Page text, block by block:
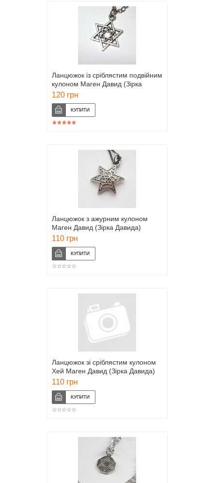
Ланцюжок із сріблястим подвійним
кулоном Маген Давид (Зірка
Давида)
120 грн
Ланцюжок з ажурним кулоном
Маген Давид (Зірка Давида)
110 грн
Ланцюжок зі сріблястим кулоном
Хей Маген Давид (Зірка Давида)
110 грн